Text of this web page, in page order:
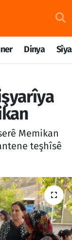
Dinya
Memikan
teşhîsê